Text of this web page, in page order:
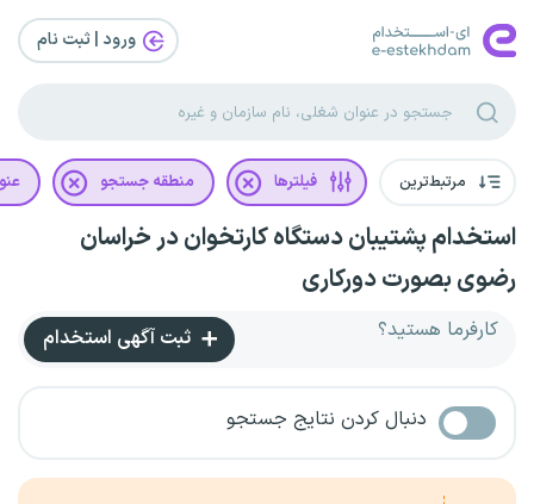
ورود | ثبت‌ نام
مرتبط‌ترین فیلترها منطقه جستجو
استخدام پشتیبان دستگاه کارتخوان در خراسان
رضوی بصورت دورکاری
کارفرما هستید؟ ثبت آگهی استخدام
دنبال کردن نتایج جستجو